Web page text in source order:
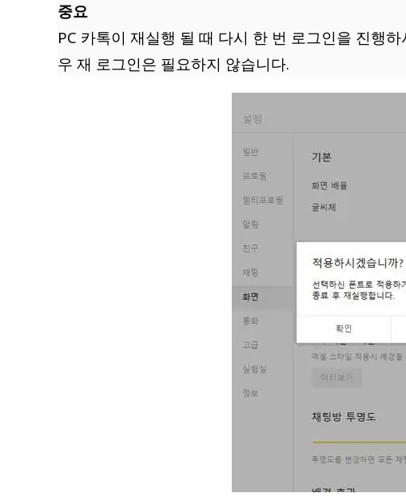
중요
PC 카톡이 재실행 될 때 다시 한 번 로그인을 진행
우 재 로그인은 필요하지 않습니다.